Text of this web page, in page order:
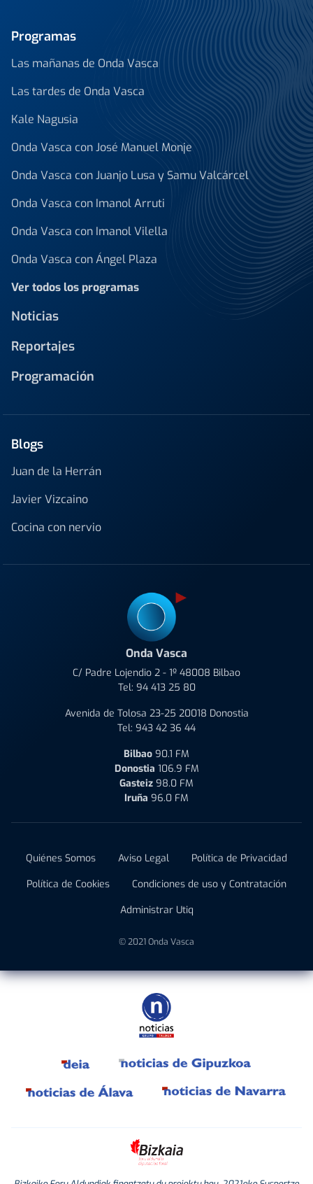
Programas
Las mañanas de Onda Vasca
Las tardes de Onda Vasca
Kale Nagusia
Onda Vasca con José Manuel Monje
Onda Vasca con Juanjo Lusa y Samu Valcárcel
Onda Vasca con Imanol Arruti
Onda Vasca con Imanol Vilella
Onda Vasca con Ángel Plaza
Ver todos los programas
Noticias
Reportajes
Programación
Blogs
Juan de la Herrán
Javier Vizcaino
Cocina con nervio
Onda Vasca
C/ Padre Lojendio 2 - 1º 48008 Bilbao
Tel: 94 413 25 80
Avenida de Tolosa 23-25 20018 Donostia
Tel: 943 42 36 44
Bilbao 90.1 FM
Donostia 106.9 FM
Gasteiz 98.0 FM
Iruña 96.0 FM
Quiénes Somos Aviso Legal
Política de Privacidad
Política de Cookies
Condiciones de uso y Contratación
Administrar Utiq
© 2021 Onda Vasca